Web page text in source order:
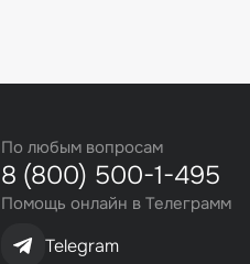
По любым вопросам
8 (800) 500-1-495
Помощь онлайн в Телеграмм
Telegram